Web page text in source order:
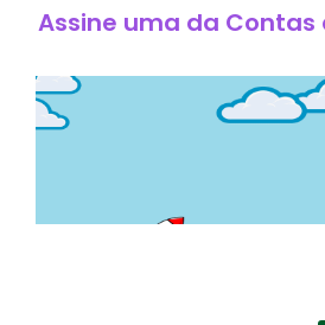
Assine uma da Contas